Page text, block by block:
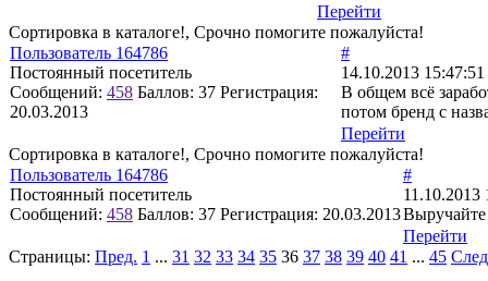
Перейти
Сортировка в каталоге!, Срочно помогите пожалуйста!
Пользователь 164786
Постоянный посетитель
Сообщений: 458 Баллов: 37 Регистрация:
20.03.2013
#
14.10.2013 15:47:51
В общем всё
потом бренд с
Перейти
Сортировка в каталоге!, Срочно помогите пожалуйста!
Пользователь 164786
Постоянный посетитель
Сообщений: 458 Баллов: 37 Регистрация: 20.03.2013
#
11.10.2013
Выручайте
Перейти
Страницы: Пред. 1 ... 31 32 33 34 35 36 37 38 39 40 41 ... 45